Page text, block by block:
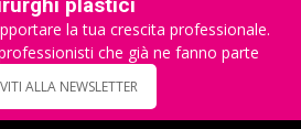
plastici
la tua crescita professionale.
che già ne fanno parte
ALLA NEWSLETTER